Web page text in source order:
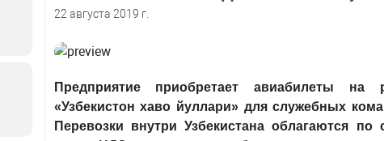
22 августа 2019 г.
Предприятие приобретает авиабилеты на
«Узбекистон хаво йуллари» для служебных
Перевозки внутри Узбекистана облагаются по